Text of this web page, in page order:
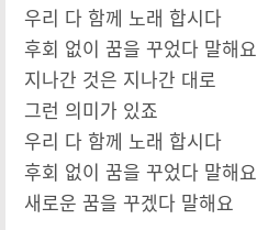
우리 다 함께 노래 합시다
후회 없이 꿈을 꾸었다 말해요
지나간 것은 지나간 대로
그런 의미가 있죠
우리 다 함께 노래 합시다
후회 없이 꿈을 꾸었다 말해요
새로운 꿈을 꾸겠다 말해요